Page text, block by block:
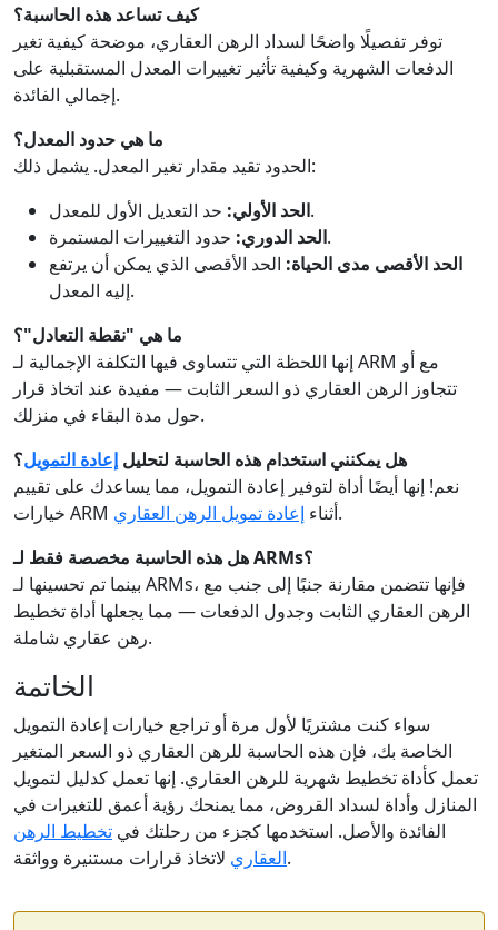
كيف تساعد هذه الحاسبة؟
توفر تفصيلًا واضحًا لسداد الرهن العقاري، موضحة كيفية تغير
الدفعات الشهرية وكيفية تأثير تغييرات المعدل المستقبلية على
إجمالي الفائدة.
ما هي حدود المعدل؟
الحدود تقيد مقدار تغير المعدل. يشمل ذلك:
الحد الأولي:حد التعديل الأول للمعدل.
الحد الدوري:حدود التغييرات المستمرة.
الحد الأقصى مدى الحياة: الحد الأقصى الذي يمكن أن يرتفع
إليه المعدل.
ما هي "نقطة التعادل"؟
إنها اللحظة التي تتساوى فيها التكلفة الإجمالية لـ ARM مع أو
تتجاوز الرهن العقاري ذو السعر الثابت — مفيدة عند اتخاذ قرار
حول مدة البقاء في منزلك.
هل يمكنني استخدام هذه الحاسبة لتحليل إعادة التمويل؟
نعم! إنها أيضًا أداة لتوفير إعادة التمويل، مما يساعدك على تقييم
خيارات ARM أثناء إعادة تمويل الرهن العقاري
.
هل هذه الحاسبة مخصصة فقط لـ ARMs؟
بينما تم تحسينها لـ ARMs، فإنها تتضمن مقارنة جنبًا إلى جنب مع
الرهن العقاري الثابت وجدول الدفعات — مما يجعلها أداة تخطيط
رهن عقاري شاملة.
الخاتمة
سواء كنت مشتريًا لأول مرة أو تراجع خيارات إعادة التمويل
الخاصة بك، فإن هذه الحاسبة للرهن العقاري ذو السعر المتغير
تعمل كأداة تخطيط شهرية للرهن العقاري. إنها تعمل كدليل لتمويل
المنازل وأداة لسداد القروض، مما يمنحك رؤية أعمق للتغيرات في
الفائدة والأصل. استخدمها كجزء من رحلتك في تخطيط الرهن
العقاريلاتخاذ قرارات مستنيرة وواثقة.